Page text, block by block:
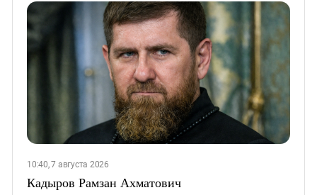
10:40, 7 августа 2026
Кадыров Рамзан Ахматович